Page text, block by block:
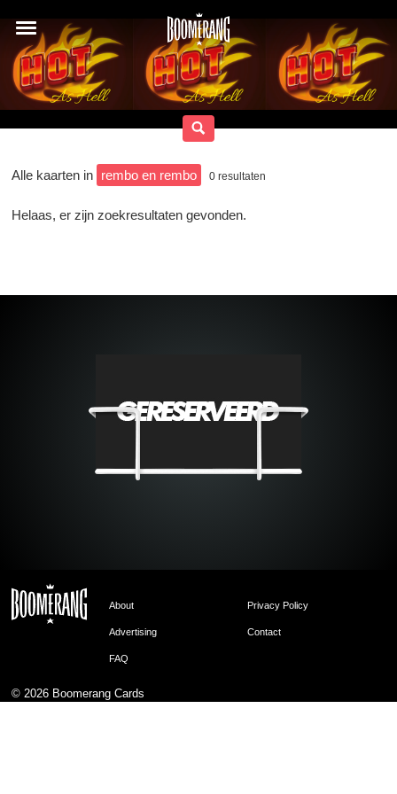
Alle kaarten in rembo en rembo 0 resultaten
Helaas, er zijn zoekresultaten gevonden.
About Privacy Policy
Advertising Contact
FAQ
© 2026 Boomerang Cards